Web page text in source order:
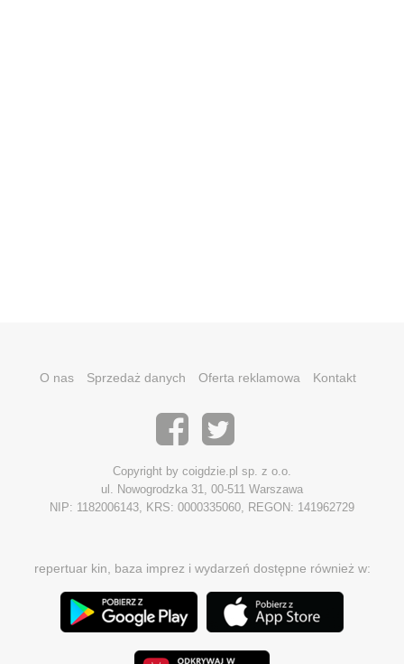
O nas Sprzedaż danych Oferta reklamowa Kontakt
Copyright by coigdzie.pl sp. z o.o.
ul. Nowogrodzka 31, 00-511 Warszawa
NIP: 1182006143, KRS: 0000335060, REGON: 141962729
repertuar kin, baza imprez i wydarzeń dostępne również w: